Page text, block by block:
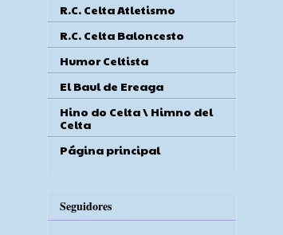
R.C. Celta Atletismo
R.C. Celta Baloncesto
Humor Celtista
El Baul de Ereaga
Hino do Celta \ Himno del
Celta
Página principal
Seguidores